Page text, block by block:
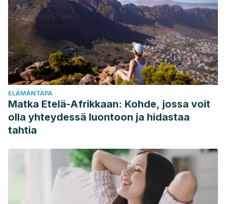
statement from the American heart association nutrition
committee. Circulation.
https://doi.org/10.1161/CIRCULATIONAHA.106.176158
Sacks, F. M., Lichtenstein, A. H., Wu, J. H. Y., Appel, L. J.,
Creager, M. A., Kris-Etherton, P. M., … Van Horn, L. V. (2017).
Dietary fats and cardiovascular disease: A presidential
advisory from the American Heart Association. Circulation.
https://doi.org/10.1161/CIR.0000000000000510
Collins, R., Frost, C., Clarke, R., Peto, R., & Appleby, P.
meta-analysis of metabolic ward studies. BMJ.
https://doi.org/10.1136/bmj.314.7074.112
ELÄMÄNTAPA
Matka Etelä-Afrikkaan: Kohde, jossa voit
olla yhteydessä luontoon ja hidastaa
tahtia